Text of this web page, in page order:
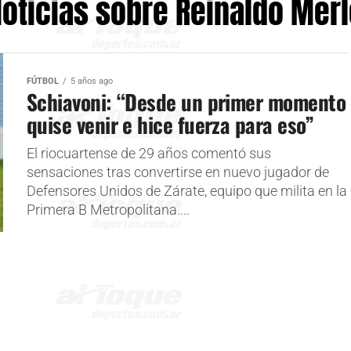
sobre Reinaldo
FÚTBOL 5 años ago
Schiavoni: “Desde un primer momento
quise venir e hice fuerza para eso”
El riocuartense de 29 años comentó sus
sensaciones tras convertirse en nuevo jugador de
Defensores Unidos de Zárate, equipo que milita en la
Primera B Metropolitana....